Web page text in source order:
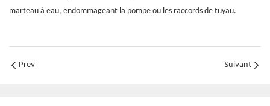
marteau à eau, endommageant la pompe ou les raccords de tuyau.
Prev Suivant